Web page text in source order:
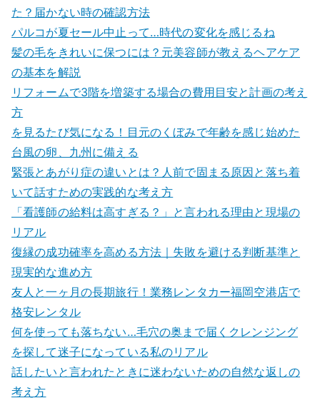
た？届かない時の確認方法
パルコが夏セール中止って…時代の変化を感じるね
髪の毛をきれいに保つには？元美容師が教えるヘアケア
の基本を解説
リフォームで3階を増築する場合の費用目安と計画の考え
方
を見るたび気になる！目元のくぼみで年齢を感じ始めた
台風の卵、九州に備える
緊張とあがり症の違いとは？人前で固まる原因と落ち着
いて話すための実践的な考え方
「看護師の給料は高すぎる？」と言われる理由と現場の
リアル
復縁の成功確率を高める方法｜失敗を避ける判断基準と
現実的な進め方
友人と一ヶ月の長期旅行！業務レンタカー福岡空港店で
格安レンタル
何を使っても落ちない…毛穴の奥まで届くクレンジング
を探して迷子になっている私のリアル
話したいと言われたときに迷わないための自然な返しの
考え方